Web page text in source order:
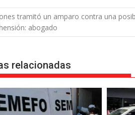
tramitó un amparo contra una
abogado
relacionadas